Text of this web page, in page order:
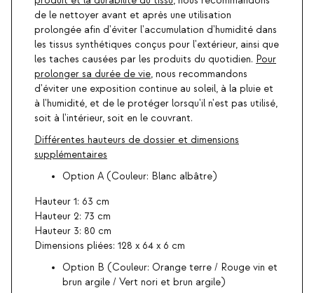
de le nettoyer avant et après une utilisation
prolongée afin d'éviter l'accumulation d'humidité dans
les tissus synthétiques conçus pour l'extérieur, ainsi que
les taches causées par les produits du quotidien. Pour
prolonger sa durée de vie, nous recommandons
d'éviter une exposition continue au soleil, à la pluie et
à l'humidité, et de le protéger lorsqu'il n'est pas utilisé,
soit à l'intérieur, soit en le couvrant.
Différentes hauteurs de dossier et dimensions
supplémentaires
Option A (Couleur: Blanc albâtre)
Hauteur 1: 63 cm
Hauteur 2: 73 cm
Hauteur 3: 80 cm
Dimensions pliées: 128 x 64 x 6 cm
Option B (Couleur: Orange terre / Rouge vin et
brun argile / Vert nori et brun argile)